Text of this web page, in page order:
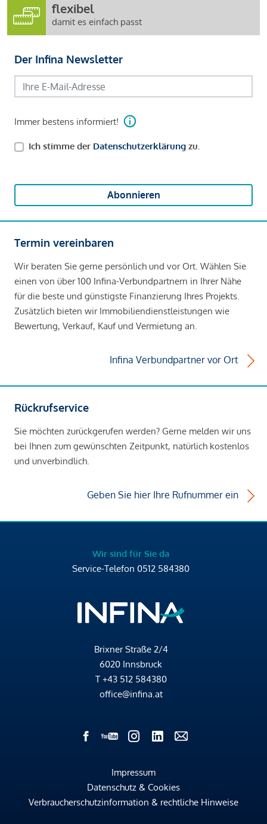
flexibel
damit es einfach passt
Der Infina Newsletter
Immer bestens informiert!
Ich stimme der Datenschutzerklärung zu.
Abonnieren
Termin vereinbaren
Wir beraten Sie gerne persönlich und vor Ort. Wählen Sie
einen von über 100 Infina-Verbundpartnern in Ihrer Nähe
für die beste und günstigste Finanzierung Ihres Projekts.
Zusätzlich bieten wir Immobiliendienstleistungen wie
Bewertung, Verkauf, Kauf und Vermietung an.
Infina Verbundpartner vor Ort
Rückrufservice
Sie möchten zurückgerufen werden? Gerne melden wir uns
bei Ihnen zum gewünschten Zeitpunkt, natürlich kostenlos
und unverbindlich.
Geben Sie hier Ihre Rufnummer ein
Wir sind für Sie da
Service-Telefon 0512 584380
Brixner Straße 2/4
6020 Innsbruck
T +43 512 584380
office@infina.at
Impressum
Datenschutz & Cookies
Verbraucherschutzinformation & rechtliche Hinweise